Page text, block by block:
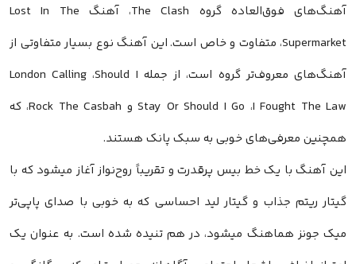
آهنگ‌های فوق‌العاده گروه The Clash، آهنگ Lost In The
Supermarket، متفاوت و خاص است. این آهنگ نوع بسیار متفاوتی از
آهنگ‌های معروف‌تر گروه است، از جمله London Calling ،Should I
Stay Or Should I Go ،I Fought The Law و Rock The Casbah، که
همچنین معرفی‌های خوبی به سبک پانک هستند.
این آهنگ با یک خط بیس پرقدرت و تقریباً روح‌نواز آغاز میشود که با
گیتار ریتم جذاب و گیتار لید احساسی که به خوبی با صدای پاپی‌تر
میک جونز هماهنگ میشود، در هم تنیده شده است. به عنوان یک